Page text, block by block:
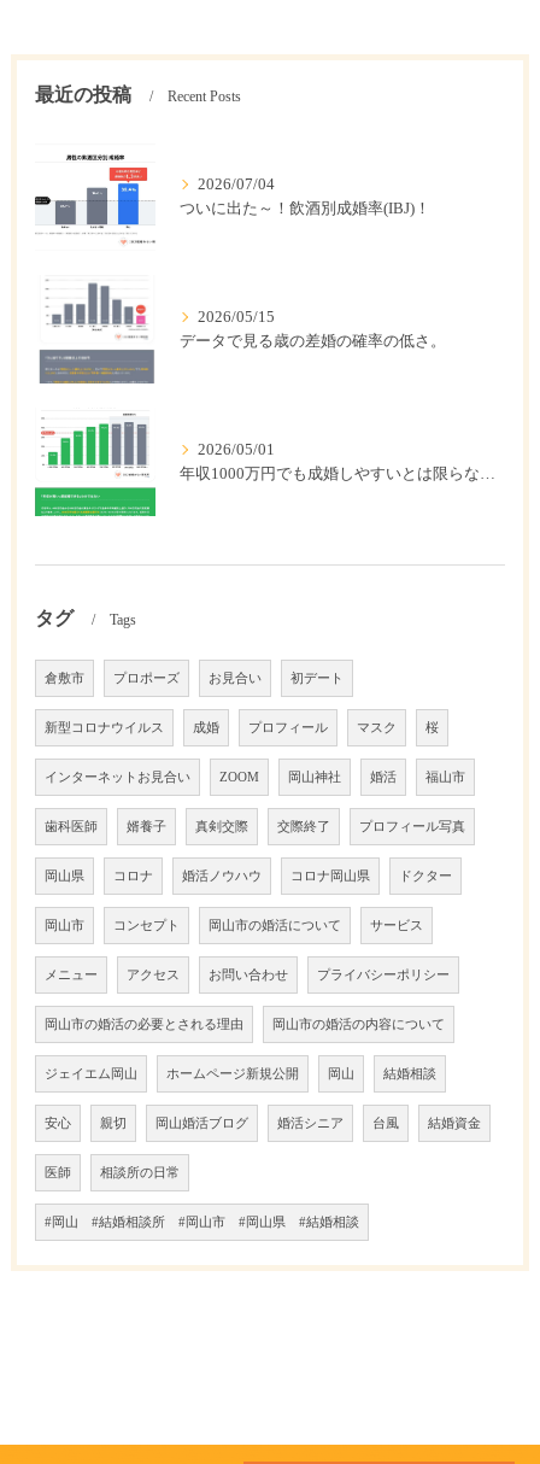
最近の投稿 Recent Posts
2026/07/04
ついに出た～！飲酒別成婚率(IBJ)！
2026/05/15
データで見る歳の差婚の確率の低さ。
2026/05/01
年収1000万円でも成婚しやすいとは限らない? 「年収帯別の成婚率」のリアル
タグ Tags
倉敷市 プロポーズ お見合い 初デート
新型コロナウイルス 成婚 プロフィール マスク 桜
インターネットお見合い ZOOM 岡山神社 婚活 福山市
歯科医師 婿養子 真剣交際 交際終了 プロフィール写真
岡山県 コロナ 婚活ノウハウ コロナ岡山県 ドクター
岡山市 コンセプト 岡山市の婚活について サービス
メニュー アクセス お問い合わせ プライバシーポリシー
岡山市の婚活の必要とされる理由 岡山市の婚活の内容について
ジェイエム岡山 ホームページ新規公開 岡山 結婚相談
安心 親切 岡山婚活ブログ 婚活シニア 台風 結婚資金
医師 相談所の日常
#岡山 #結婚相談所 #岡山市 #岡山県 #結婚相談